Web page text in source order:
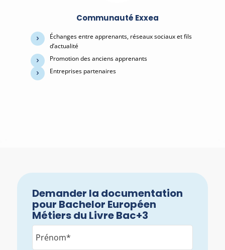
Communauté Exxea
Échanges entre apprenants, réseaux sociaux et fils
d’actualité
Promotion des anciens apprenants
Entreprises partenaires
Demander la documentation
pour Bachelor Européen
Métiers du Livre Bac+3
Nom